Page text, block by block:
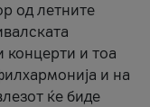
од летните
концерти и тоа
и на
ќе биде